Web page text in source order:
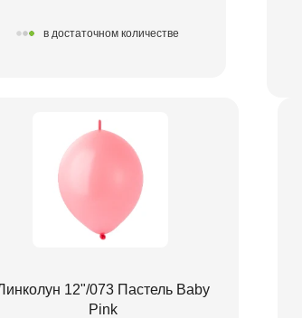
в достаточном количестве
12"/073 Пастель Baby
Pink